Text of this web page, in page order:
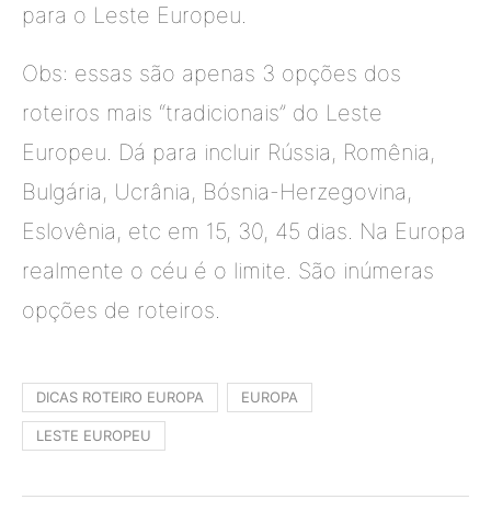
para o Leste Europeu.
Obs: essas são apenas 3 opções dos
roteiros mais “tradicionais” do Leste
Europeu. Dá para incluir Rússia, Romênia,
Bulgária, Ucrânia, Bósnia-Herzegovina,
Eslovênia, etc em 15, 30, 45 dias. Na Europa
realmente o céu é o limite. São inúmeras
opções de roteiros.
DICAS ROTEIRO EUROPA EUROPA
LESTE EUROPEU